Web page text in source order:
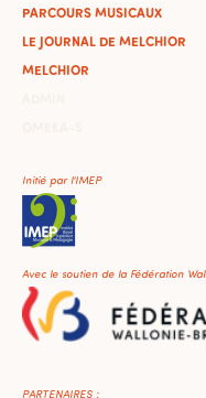
PARCOURS MUSICAUX
LE JOURNAL DE MELCHIOR
MELCHIOR
Initié par l'IMEP
Avec le soutien de la Fédération
PARTENAIRES :